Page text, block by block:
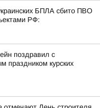
БПЛА сбито ПВО
РФ:
поздравил с
праздником курских